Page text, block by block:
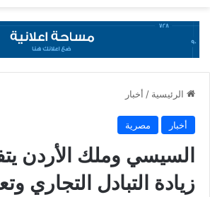
الرئيسية / أخبار
أخبار مصرية
السيسي وملك الأردن
زيادة التبادل التجاري